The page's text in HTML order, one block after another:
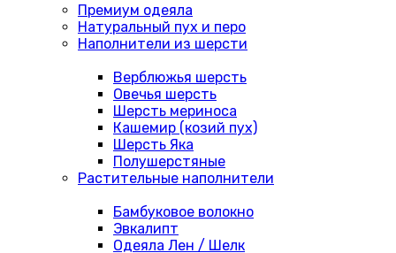
Премиум одеяла
Натуральный пух и перо
Наполнители из шерсти
Верблюжья шерсть
Овечья шерсть
Шерсть мериноса
Кашемир (козий пух)
Шерсть Яка
Полушерстяные
Растительные наполнители
Бамбуковое волокно
Эвкалипт
Одеяла Лен / Шелк